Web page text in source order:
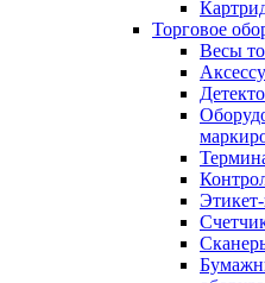
Торговое
Весы